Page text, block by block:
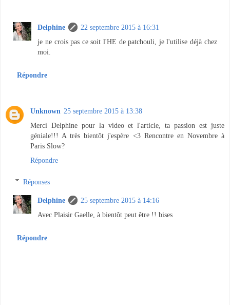
Delphine
22 septembre 2015 à 16:31
je ne crois pas ce soit l'HE de patchouli, je l'utilise déjà chez
moi.
Répondre
Unknown 25 septembre 2015 à 13:38
Merci Delphine pour la video et l'article, ta passion est juste
géniale!!! A très bientôt j'espère <3 Rencontre en Novembre à
Paris Slow?
Répondre
Réponses
Delphine
25 septembre 2015 à 14:16
Avec Plaisir Gaelle, à bientôt peut être !! bises
Répondre